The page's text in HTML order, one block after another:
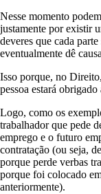
Nesse momento
justamente por existir
deveres que cada
eventualmente dê
Isso porque, no
pessoa estará
Logo, como os
trabalhador que pede
emprego e o futuro
contratação (ou seja,
porque perde verbas
porque foi colocado
anteriormente).